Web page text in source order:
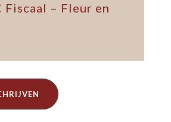
Fiscaal – Fleur en